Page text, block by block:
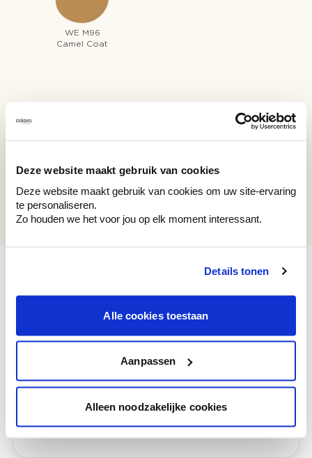
Deze website maakt gebruik van cookies
Deze website maakt gebruik van cookies om uw site-ervaring
te personaliseren.
Zo houden we het voor jou op elk moment interessant.
Details tonen
Alle cookies toestaan
Aanpassen
Alleen noodzakelijke cookies
WE M96
Camel Coat
Recent bekeken kleuren
CK DC 9-C
CK DC 9-C
Bekijk je kleur in de winkel
Ontdek er kleurechte stalen van je
te verfijnen.
Krijg persoonlijk advies om kleuren te
combineren.